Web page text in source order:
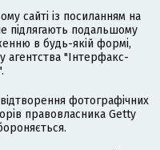
сайті із посиланням на
підлягають подальшому
в будь-якій формі,
агентства "Інтерфакс-
фотографічних
правовласника Getty